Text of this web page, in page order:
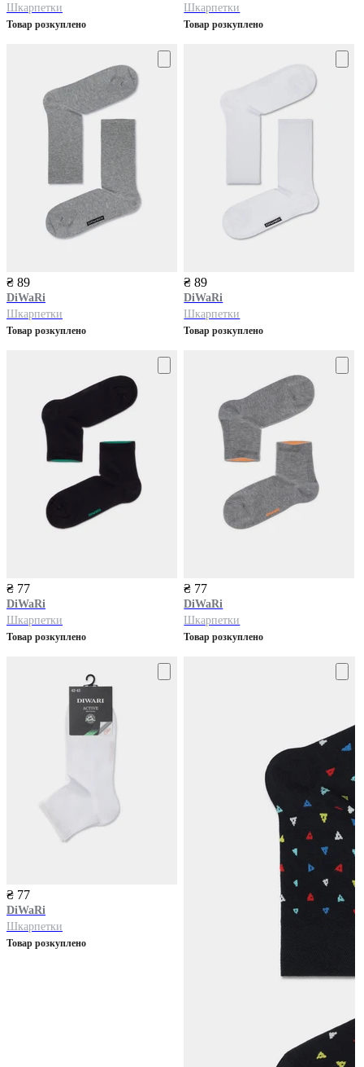
Шкарпетки
Товар розкуплено
Шкарпетки
Товар розкуплено
₴ 89
DiWaRi
Шкарпетки
Товар розкуплено
₴ 89
DiWaRi
Шкарпетки
Товар розкуплено
₴ 77
DiWaRi
Шкарпетки
Товар розкуплено
₴ 77
DiWaRi
Шкарпетки
Товар розкуплено
₴ 77
DiWaRi
Шкарпетки
Товар розкуплено